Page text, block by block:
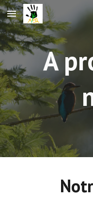
Skip to main content
A